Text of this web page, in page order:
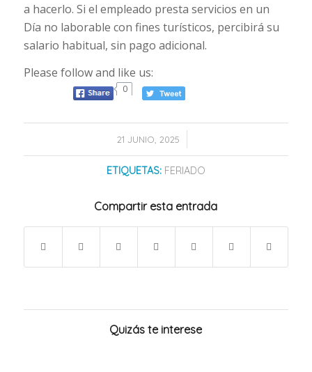
a hacerlo. Si el empleado presta servicios en un
Día no laborable con fines turísticos, percibirá su
salario habitual, sin pago adicional.
Please follow and like us:
0
21 JUNIO, 2025
/
ETIQUETAS: FERIADO
Compartir esta entrada
Quizás te interese